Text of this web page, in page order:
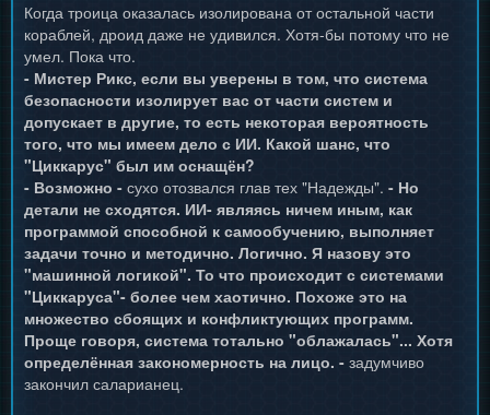
Когда троица оказалась изолирована от остальной части
кораблей, дроид даже не удивился. Хотя-бы потому что не
умел. Пока что.
- Мистер Рикс, если вы уверены в том, что система
безопасности изолирует вас от части систем и
допускает в другие, то есть некоторая вероятность
того, что мы имеем дело с ИИ. Какой шанс, что
"Циккарус" был им оснащён?
- Возможно - сухо отозвался глав тех "Надежды". - Но
детали не сходятся. ИИ- являясь ничем иным, как
программой способной к самообучению, выполняет
задачи точно и методично. Логично. Я назову это
"машинной логикой". То что происходит с системами
"Циккаруса"- более чем хаотично. Похоже это на
множество сбоящих и конфликтующих программ.
Проще говоря, система тотально "облажалась"... Хотя
определённая закономерность на лицо. - задумчиво
закончил саларианец.